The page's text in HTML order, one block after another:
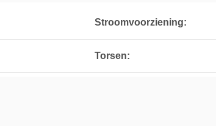
Stroomvoorziening:
Torsen: